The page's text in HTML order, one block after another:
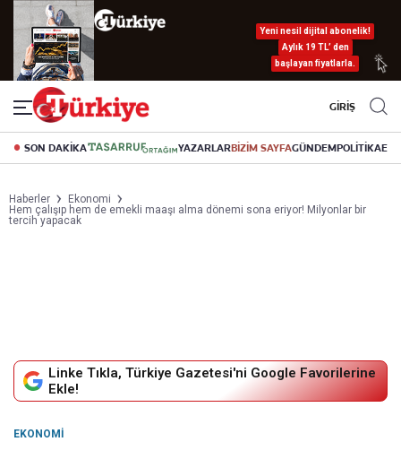
Yeni nesil dijital abonelik!
Aylık 19 TL’ den
başlayan fiyatlarla.
GİRİŞ
SON DAKİKA YAZARLARBİZİM SAYFAGÜNDEMPOLİTİKA
Haberler
Ekonomi
Hem çalışıp hem de emekli maaşı alma dönemi sona eriyor! Milyonlar bir
tercih yapacak
Linke Tıkla, Türkiye Gazetesi'ni Google Favorilerine
Ekle!
EKONOMI